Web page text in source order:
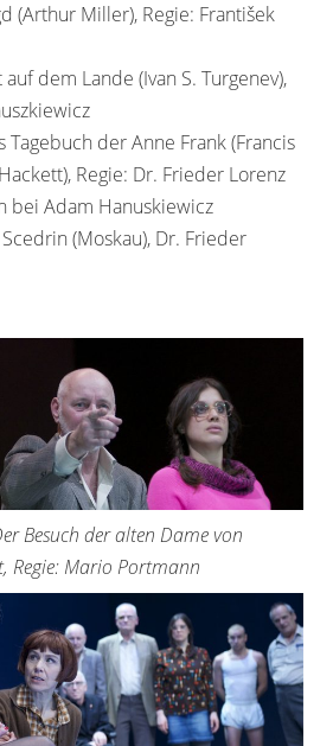
(Arthur Miller), Regie: František
dem Lande (Ivan S. Turgenev),
Tagebuch der Anne Frank (Francis
Regie: Dr. Frieder Lorenz
bei Adam Hanuskiewicz
(Moskau), Dr. Frieder
Besuch der alten Dame von
Regie: Mario Portmann